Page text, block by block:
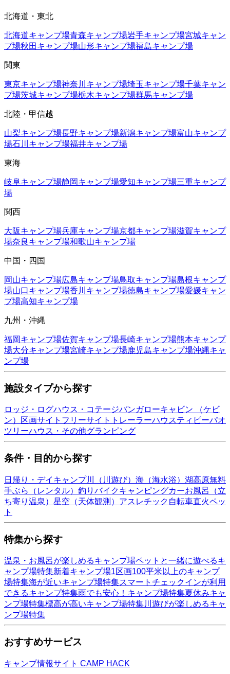
北海道・東北
北海道キャンプ場青森キャンプ場岩手キャンプ場宮城キャン
プ場秋田 キャンプ場山形キャンプ場福島キャンプ場
関東
東京キャンプ場神奈川 キャンプ場埼玉キャンプ場千葉キャン
プ場茨城キャンプ場栃木キャンプ場群馬キャンプ場
北陸・甲信越
山梨キャンプ場長野キャンプ場新潟キャンプ場富山キャンプ
場石川 キャンプ場福井キャンプ場
東海
岐阜キャンプ場静岡キャンプ場愛知キャンプ場三重キャンプ
場
関西
大阪キャンプ場兵庫キャンプ場京都キャンプ場滋賀キャンプ
場奈良 キャンプ場和歌山キャンプ場
中国・四国
岡山キャンプ場広島キャンプ場鳥取キャンプ場島根キャンプ
場山口キャンプ場香川 キャンプ場徳島キャンプ場愛媛キャン
プ場高知キャンプ場
九州・沖縄
福岡キャンプ場佐賀キャンプ場長崎キャンプ場熊本キャンプ
場大分キャンプ場宮崎キャンプ場鹿児島キャンプ場沖縄キャ
ンプ場
施設タイプから探す
ロッジ・ログハウス・コテージバンガローキャビン （ケビ
ン）
区画サイト フリーサイト トレーラーハウスティピーパオ
ツリーハウス・その他グランピング
条件・目的から探す
日帰り・デイキャンプ川（川遊び） 海（海水浴） 湖高原無料
手ぶら（レンタル） 釣り バイクキャンピングカーお風呂（立
ち寄り温泉） 星空（天体観測） アスレチック 自転車直火ペッ
ト
特集から探す
温泉・お風呂が楽しめるキャンプ場ペットと一緒に遊べるキ
ャンプ場特集新着キャンプ場1区画100平米以上のキャンプ
場特集海が近いキャンプ場特集スマートチェックインが利用
できるキャンプ特集雨でも安心！キャンプ場特集夏休みキャ
ンプ場特集標高が高いキャンプ場特集川遊びが楽しめるキャ
ンプ場特集
おすすめサービス
キャンプ情報サイト CAMP HACK